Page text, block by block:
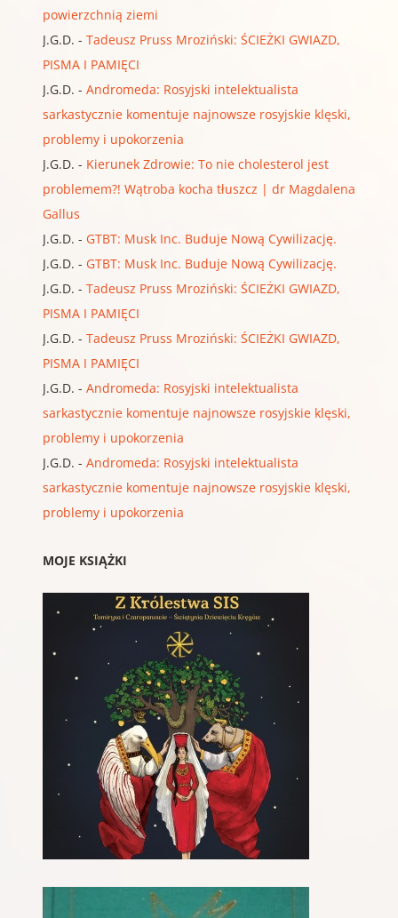
powierzchnią ziemi
J.G.D. - Tadeusz Pruss Mroziński: ŚCIEŻKI GWIAZD,
PISMA I PAMIĘCI
J.G.D. - Andromeda: Rosyjski intelektualista
sarkastycznie komentuje najnowsze rosyjskie klęski,
problemy i upokorzenia
J.G.D. - Kierunek Zdrowie: To nie cholesterol jest
problemem?! Wątroba kocha tłuszcz | dr Magdalena
Gallus
J.G.D. - GTBT: Musk Inc. Buduje Nową Cywilizację.
J.G.D. - GTBT: Musk Inc. Buduje Nową Cywilizację.
J.G.D. - Tadeusz Pruss Mroziński: ŚCIEŻKI GWIAZD,
PISMA I PAMIĘCI
J.G.D. - Tadeusz Pruss Mroziński: ŚCIEŻKI GWIAZD,
PISMA I PAMIĘCI
J.G.D. - Andromeda: Rosyjski intelektualista
sarkastycznie komentuje najnowsze rosyjskie klęski,
problemy i upokorzenia
J.G.D. - Andromeda: Rosyjski intelektualista
sarkastycznie komentuje najnowsze rosyjskie klęski,
problemy i upokorzenia
MOJE KSIĄŻKI